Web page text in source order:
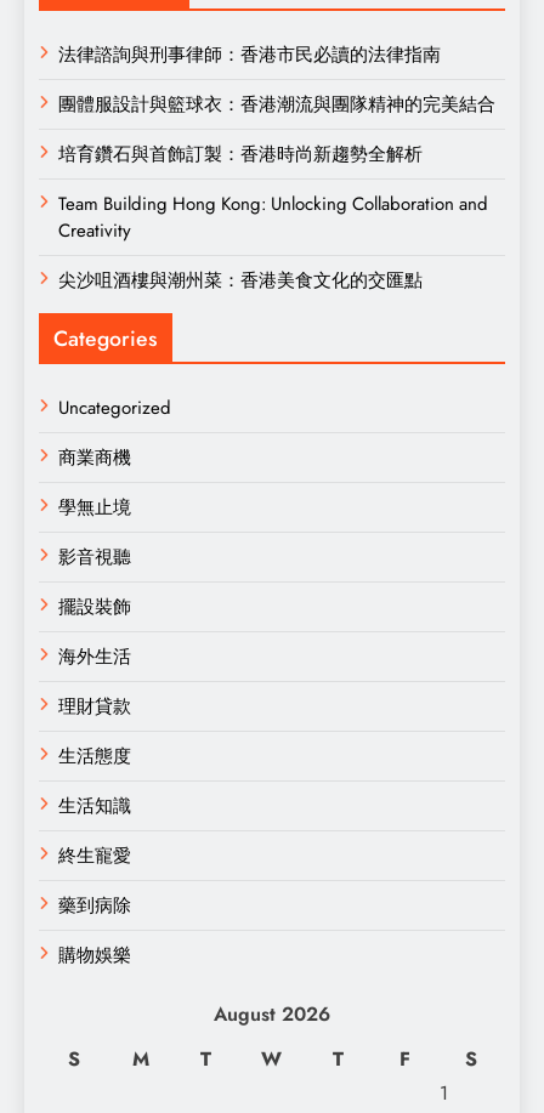
法律諮詢與刑事律師：香港市民必讀的法律指南
團體服設計與籃球衣：香港潮流與團隊精神的完美結合
培育鑽石與首飾訂製：香港時尚新趨勢全解析
Team Building Hong Kong: Unlocking Collaboration and
Creativity
尖沙咀酒樓與潮州菜：香港美食文化的交匯點
Categories
Uncategorized
商業商機
學無止境
影音視聽
擺設裝飾
海外生活
理財貸款
生活態度
生活知識
終生寵愛
藥到病除
購物娛樂
August 2026
S
M T W T F
S
1